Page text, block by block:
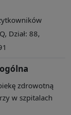
Dział: 88,
zdrowotną
w szpitalach